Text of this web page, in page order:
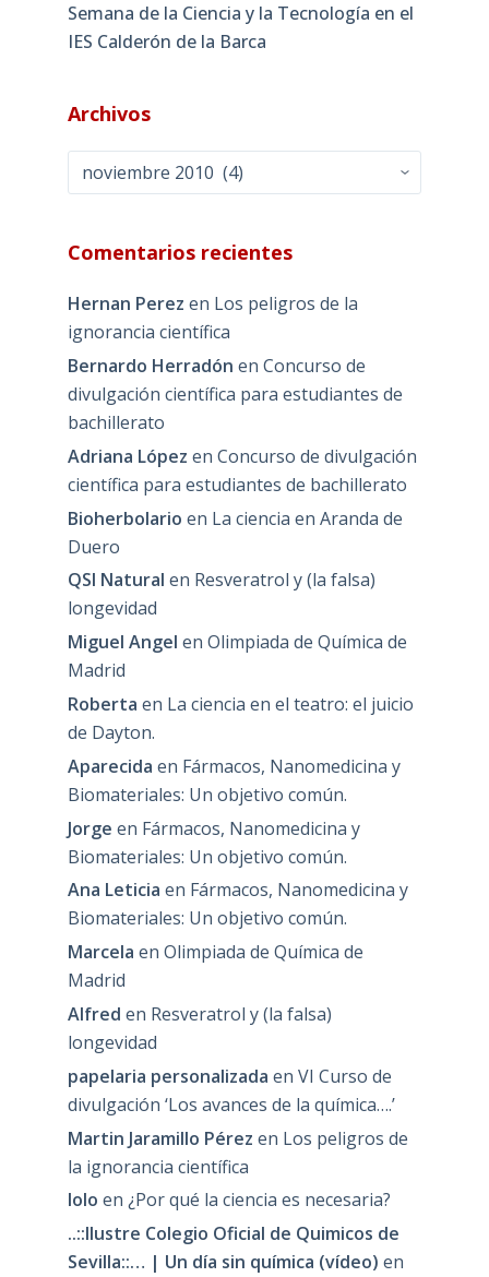
Semana de la Ciencia y la Tecnología en el
IES Calderón de la Barca
Archivos
Archivos
Comentarios recientes
Hernan Perez en Los peligros de la
ignorancia científica
Bernardo Herradón en Concurso de
divulgación científica para estudiantes de
bachillerato
Adriana López en Concurso de divulgación
científica para estudiantes de bachillerato
Bioherbolario en La ciencia en Aranda de
Duero
QSI Natural en Resveratrol y (la falsa)
longevidad
Miguel Angel en Olimpiada de Química de
Madrid
Roberta en La ciencia en el teatro: el juicio
de Dayton.
Aparecida en Fármacos, Nanomedicina y
Biomateriales: Un objetivo común.
Jorge en Fármacos, Nanomedicina y
Biomateriales: Un objetivo común.
Ana Leticia en Fármacos, Nanomedicina y
Biomateriales: Un objetivo común.
Marcela en Olimpiada de Química de
Madrid
Alfred en Resveratrol y (la falsa)
longevidad
papelaria personalizada en VI Curso de
divulgación ‘Los avances de la química….’
Martin Jaramillo Pérez en Los peligros de
la ignorancia científica
lolo en ¿Por qué la ciencia es necesaria?
..::Ilustre Colegio Oficial de Quimicos de
Sevilla::… | Un día sin química (vídeo) en